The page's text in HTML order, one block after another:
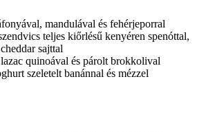
mandulával és fehérjeporral
teljes kiőrlésű kenyéren spenóttal,
sajttal
quinoával és párolt brokkolival
szeletelt banánnal és mézzel